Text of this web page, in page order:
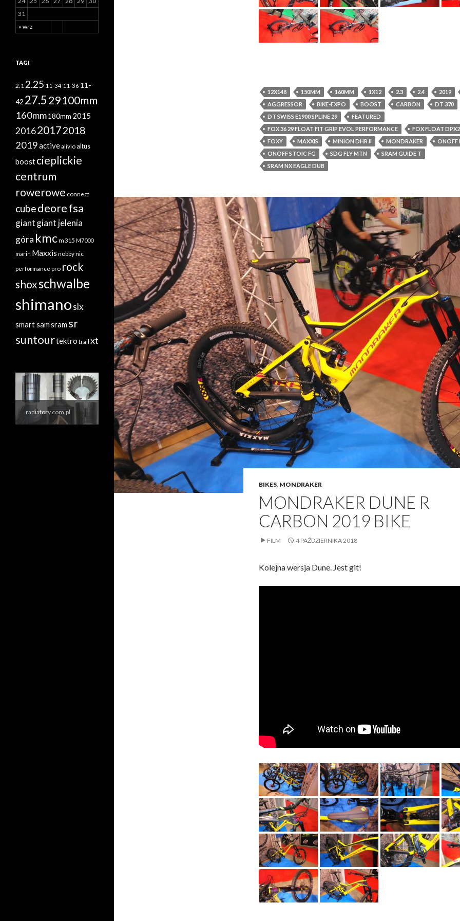
12X148 150MM 160MM 1X12 2.3 2.4
2019
AGGRESSOR
BIKE-EXPO BOOST CARBON
DT 370
DT SWISS E1900 SPLINE 29
FEATURED
FOX 36 29 FLOAT FIT GRIP EVOL PERFORMANCE
FOX FLOAT
FOXY
MAXXIS MINION DHR II MONDRAKER
ONOFF
ONOFF STOIC FG
SDG FLY MTN
SRAM GUIDE T
SRAM NX EAGLE DUB
BIKES, MONDRAKER
MONDRAKER DUNE R
CARBON 2019 BIKE
FILM 4 PAŹDZIERNIKA 2018
Kolejna wersja Dune. Jest git!
« wrz
31
TAGI
2.1 2.25 11-34 11-36 11-
42 27.529100mm
160mm180mm 2015
201620172018
2019activealivioaltus
boostcieplickie
centrum
rowerowe connect
cubedeorefsa
giantgiant jelenia
góra kmcm315 M7000
marin Maxxis nobby nic
performance pro rock
shoxschwalbe
shimanoslx
smart samsramsr
suntourtektro trail xt
radiatory.com.pl